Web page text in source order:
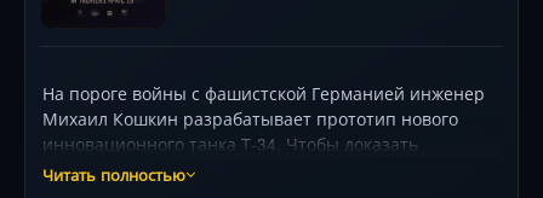
На пороге войны с фашистской Германией инженер
Михаил Кошкин разрабатывает прототип нового
инновационного танка Т-34. Чтобы доказать
уникальность боевой машины, Кошкин и его команда
Читать полностью